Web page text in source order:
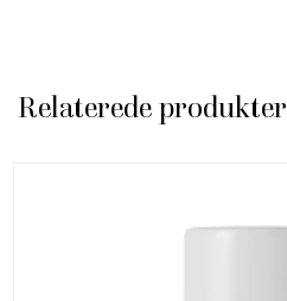
Relaterede produkter